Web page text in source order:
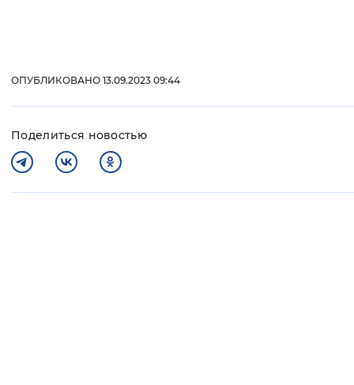
ОПУБЛИКОВАНО 13.09.2023 09:44
Поделиться новостью